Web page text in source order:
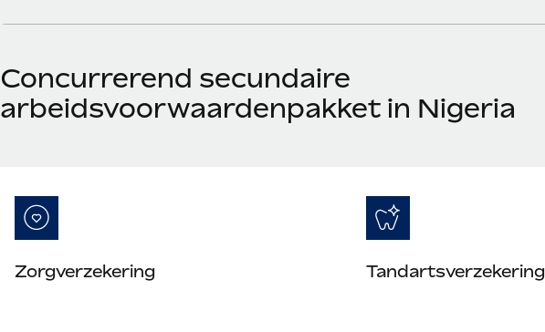
Concurrerend secundaire
arbeidsvoorwaardenpakket in Nigeria
Zorgverzekering Tandartsverzekering